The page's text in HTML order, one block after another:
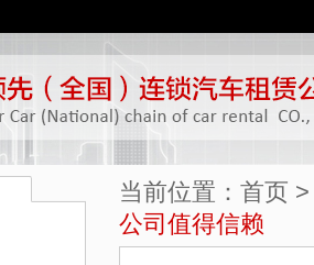
当前位置： 首页
公司值得信赖